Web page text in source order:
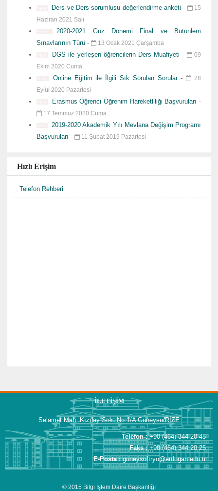
Ders ve Ders sorumlusu değerlendirme anketi-
15
Haziran 2021 Salı
2020-2021 Güz Dönemi Final ve Bütünlem
Sınavlarının Türü - 13 Ocak 2021 Çarşamba
DGS ile yerleşen öğrencilerin Ders Muafiyeti -
09
Ekim 2020 Cuma
Online Eğitim ile İlgili Sık Sorulan Sorular-
28
Eylül 2020 Pazartesi
Erasmus Öğrenci Öğrenim Hareketliliği Başvuruları-
17 Temmuz 2020 Cuma
2019-2020 Akademik Yılı Mevlana Değişim Programı
Başvuruları - 11 Şubat 2019 Pazartesi
Hızlı Erişim
Telefon Rehberi
İLETIŞIM
Selamet Mah. Kızılay Sok. No:1/A Güneysu/RİZE
Telefon :+90 (464) 344 20 45
Faks :+90 (464) 344 20 25
E-Posta :guneysuftryo@erdogan.edu.tr
© 2015 Bilgi İşlem Daire Başkanlığı